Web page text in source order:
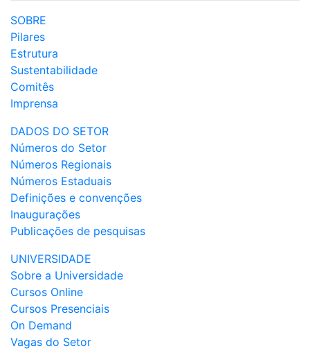
SOBRE
Pilares
Estrutura
Sustentabilidade
Comitês
Imprensa
DADOS DO SETOR
Números do Setor
Números Regionais
Números Estaduais
Definições e convenções
Inaugurações
Publicações de pesquisas
UNIVERSIDADE
Sobre a Universidade
Cursos Online
Cursos Presenciais
On Demand
Vagas do Setor